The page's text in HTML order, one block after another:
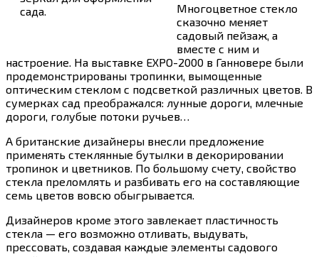
Многоцветное стекло
сказочно меняет
садовый пейзаж, а
вместе с ним и
настроение. На выставке EXPO-2000 в Ганновере были
продемонстрированы тропинки, вымощенные
оптическим стеклом с подсветкой различных цветов. В
сумерках сад преображался: лунные дороги, млечные
дороги, голубые потоки ручьев…
А британские дизайнеры внесли предложение
применять стеклянные бутылки в декорировании
тропинок и цветников. По большому счету, свойство
стекла преломлять и разбивать его на составляющие
семь цветов вовсю обыгрывается.
Дизайнеров кроме этого завлекает пластичность
стекла — его возможно отливать, выдувать,
прессовать, создавая каждые элементы садового